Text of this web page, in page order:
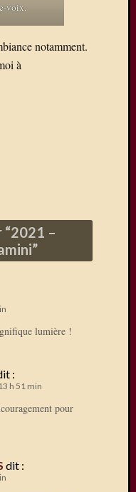
voix.
notamment.
à
2021 –
”
lumière !
:
h 51 min
pour
dit :